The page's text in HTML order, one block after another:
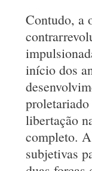
Contudo, a
início dos
libertação
completo.
subjetivas